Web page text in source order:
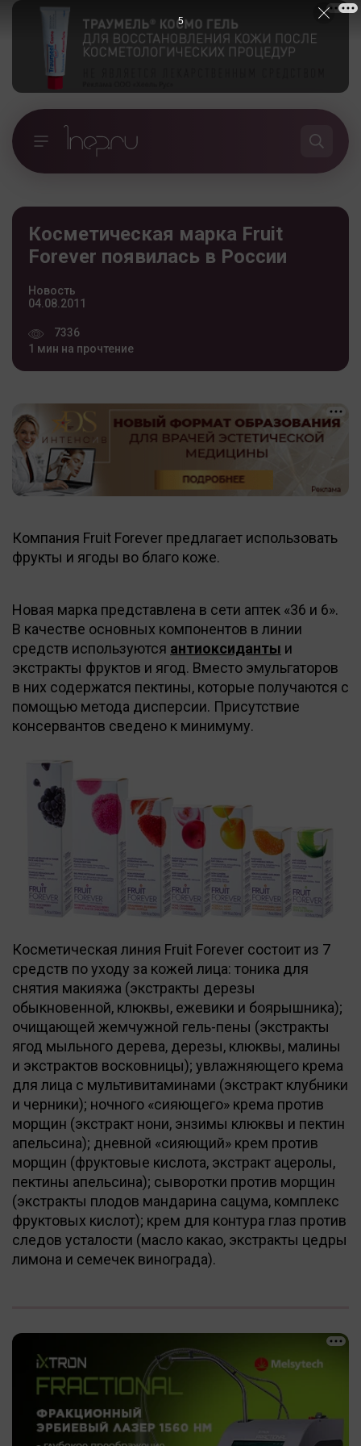
Косметическая марка Fruit
Forever появилась в России
Новость
04.08.2011
7336
1 мин на прочтение
Компания Fruit Forever предлагает использовать
фрукты и ягоды во благо коже.
Новая марка представлена в сети аптек «36 и 6».
В качестве основных компонентов в линии
средств используются антиоксиданты и
экстракты фруктов и ягод. Вместо эмульгаторов
в них содержатся пектины, которые получаются с
помощью метода дисперсии. Присутствие
консервантов сведено к минимуму.
Косметическая линия Fruit Forever состоит из 7
средств по уходу за кожей лица: тоника для
снятия макияжа (экстракты дерезы
обыкновенной, клюквы, ежевики и боярышника);
очищающей жемчужной гель-пены (экстракты
ягод мыльного дерева, дерезы, клюквы, малины
и экстрактов восковницы); увлажняющего крема
для лица с мультивитаминами (экстракт клубники
и черники); ночного «сияющего» крема против
морщин (экстракт нони, энзимы клюквы и пектин
апельсина); дневной «сияющий» крем против
морщин (фруктовые кислота, экстракт ацеролы,
пектины апельсина); сыворотки против морщин
(экстракты плодов мандарина сацума, комплекс
фруктовых кислот); крем для контура глаз против
следов усталости (масло какао, экстракты цедры
лимона и семечек винограда).
5